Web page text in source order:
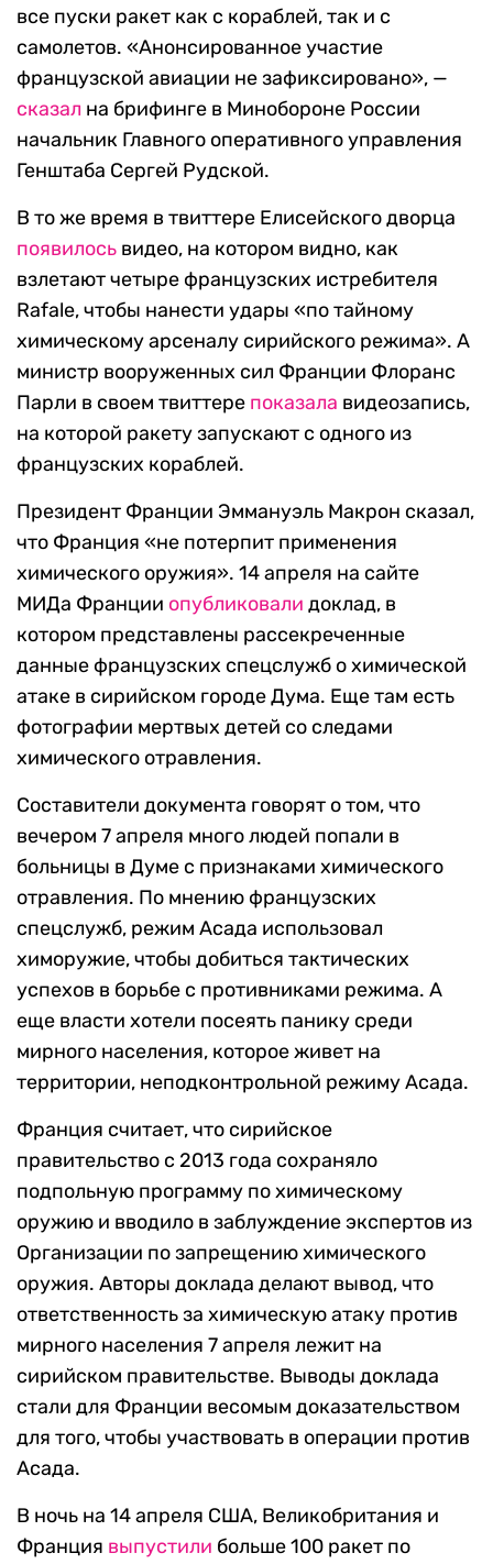
все пуски ракет как с кораблей, так и с
самолетов. «Анонсированное участие
французской авиации не зафиксировано», —
сказал на брифинге в Минобороне России
начальник Главного оперативного управления
Генштаба Сергей Рудской.
В то же время в твиттере Елисейского дворца
появилось видео, на котором видно, как
взлетают четыре французских истребителя
Rafale, чтобы нанести удары «по тайному
химическому арсеналу сирийского режима». А
министр вооруженных сил Франции Флоранс
Парли в своем твиттере показала видеозапись,
на которой ракету запускают с одного из
французских кораблей.
Президент Франции Эммануэль Макрон сказал,
что Франция «не потерпит применения
химического оружия». 14 апреля на сайте
МИДа Франции опубликовали доклад, в
котором представлены рассекреченные
данные французских спецслужб о химической
атаке в сирийском городе Дума. Еще там есть
фотографии мертвых детей со следами
химического отравления.
Составители документа говорят о том, что
вечером 7 апреля много людей попали в
больницы в Думе с признаками химического
отравления. По мнению французских
спецслужб, режим Асада использовал
химоружие, чтобы добиться тактических
успехов в борьбе с противниками режима. А
еще власти хотели посеять панику среди
мирного населения, которое живет на
территории, неподконтрольной режиму Асада.
Франция считает, что сирийское
правительство с 2013 года сохраняло
подпольную программу по химическому
оружию и вводило в заблуждение экспертов из
Организации по запрещению химического
оружия. Авторы доклада делают вывод, что
ответственность за химическую атаку против
мирного населения 7 апреля лежит на
сирийском правительстве. Выводы доклада
стали для Франции весомым доказательством
для того, чтобы участвовать в операции против
Асада.
В ночь на 14 апреля США, Великобритания и
Франция выпустили больше 100 ракет по